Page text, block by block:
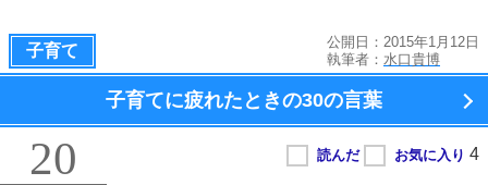
子育て
公開日：2015年1月12日
執筆者： 水口貴博
子育てに疲れたときの30の言葉
20